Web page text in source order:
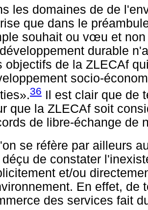
les domaines de de
que dans le
souhait ou vœu et
durable
objectifs de la ZLECAf
socio-
36 Il est clair que de
que la ZLECAf soit
de libre-échange de
se réfère par ailleurs
déçu de constater
et/ou
En effet,
des services fait